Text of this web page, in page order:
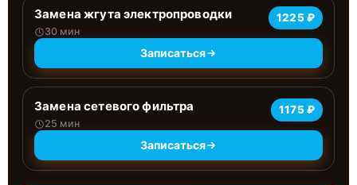
Замена жгута электропроводки
30 мин
1225 ₽
Записаться
Замена сетевого фильтра
25 мин
1175 ₽
Записаться